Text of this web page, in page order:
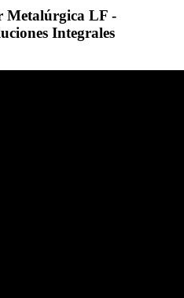
Metalúrgica LF -
Integrales